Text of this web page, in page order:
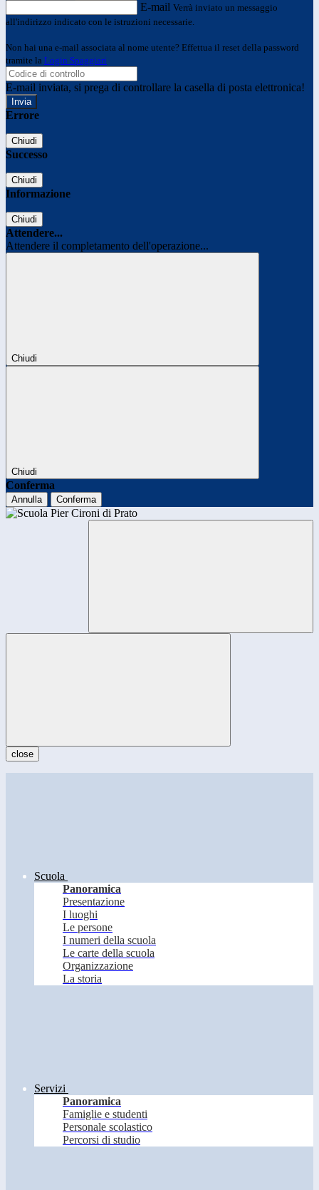
E-mail Verrà inviato un messaggio
all'indirizzo indicato con le istruzioni necessarie.
Non hai una e-mail associata al nome utente? Effettua il reset della password
tramite la Login Spaggiari
E-mail inviata, si prega di controllare la casella di posta elettronica!
Errore
Chiudi
Successo
Chiudi
Informazione
Chiudi
Attendere...
Attendere il completamento dell'operazione...
Chiudi
Chiudi
Conferma
Annulla Conferma
close
Scuola
Panoramica
Presentazione
I luoghi
Le persone
I numeri della scuola
Le carte della scuola
Organizzazione
La storia
Servizi
Panoramica
Famiglie e studenti
Personale scolastico
Percorsi di studio